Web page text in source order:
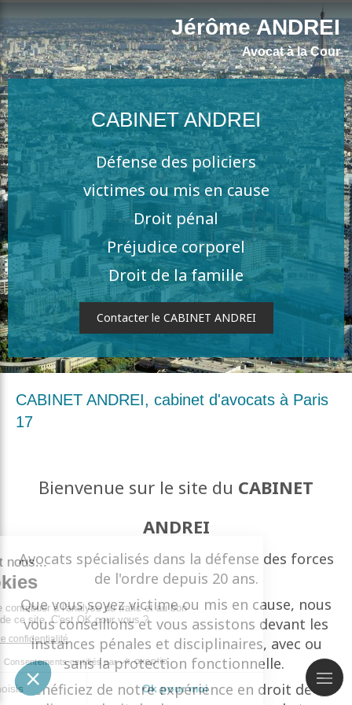
Jérôme ANDREI
Avocat à la Cour
CABINET ANDREI
Défense des policiers
victimes ou mis en cause
Droit pénal
Préjudice corporel
Droit de la famille
Contacter le CABINET ANDREI
CABINET ANDREI, cabinet d'avocats à Paris
17
Bienvenue sur le site du CABINET
ANDREI
Avocats spécialisés dans la défense des forces
de l'ordre depuis 20 ans.
Que vous soyez victime ou mis en cause, nous
vous conseillons et vous assistons devant les
instances pénales et disciplinaires, avec ou
sans la protection fonctionnelle.
Bénéficiez de notre expérience en droit de la